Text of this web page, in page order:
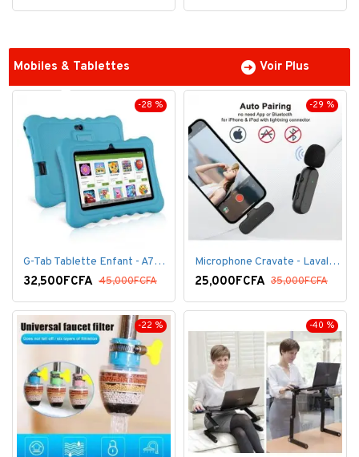
Mobiles & Tablettes Voir Plus
-28 %
G-Tab Tablette Enfant - A707 - Ecran 7" - RAM 1 Go - ROM 8 Go - 0.3 Mégapixels + pochette offerte
32,500FCFA 45,000FCFA
-29 %
Microphone Cravate - Lavalier pour smartphone, enregistrement vidéo YouTube Live Stream K60 For Type
25,000FCFA 35,000FCFA
-22 % -40 %